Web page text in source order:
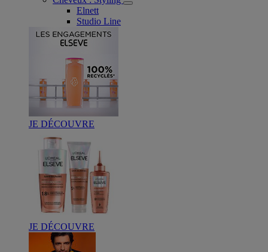
Elnett
Studio Line
JE DÉCOUVRE
JE DÉCOUVRE